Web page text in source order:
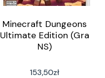
Minecraft Dungeons
Ultimate Edition (Gra
NS)
153,50zł